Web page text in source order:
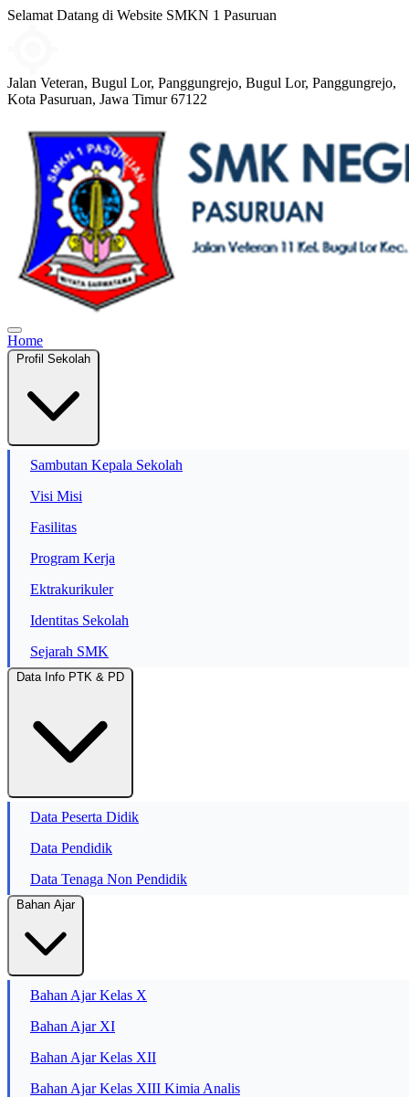
Selamat Datang di Website SMKN 1 Pasuruan
Jalan Veteran, Bugul Lor, Panggungrejo, Bugul Lor, Panggungrejo,
Kota Pasuruan, Jawa Timur 67122
Home
Profil Sekolah
Sambutan Kepala Sekolah
Visi Misi
Fasilitas
Program Kerja
Ektrakurikuler
Identitas Sekolah
Sejarah SMK
Data Info PTK & PD
Data Peserta Didik
Data Pendidik
Data Tenaga Non Pendidik
Bahan Ajar
Bahan Ajar Kelas X
Bahan Ajar XI
Bahan Ajar Kelas XII
Bahan Ajar Kelas XIII Kimia Analis